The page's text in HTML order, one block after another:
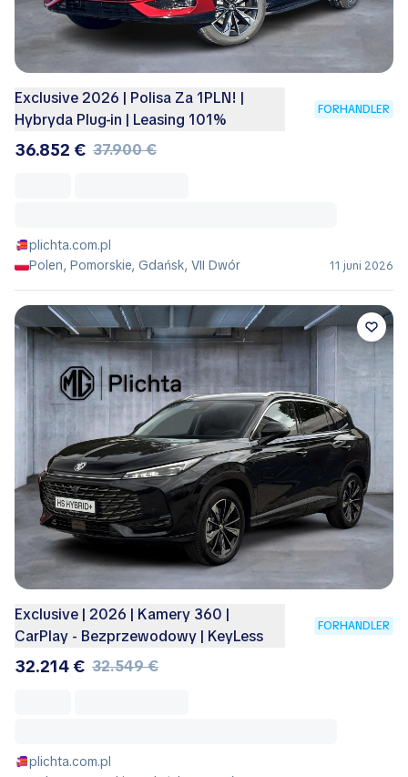
Exclusive 2026 | Polisa Za 1PLN! |
Hybryda Plug-in | Leasing 101%
FORHANDLER
36.852 € 37.900 €
plichta.com.pl
Polen, Pomorskie, Gdańsk, VII Dwór
11 juni 2026
Exclusive | 2026 | Kamery 360 |
CarPlay - Bezprzewodowy | KeyLess
FORHANDLER
32.214 € 32.549 €
plichta.com.pl